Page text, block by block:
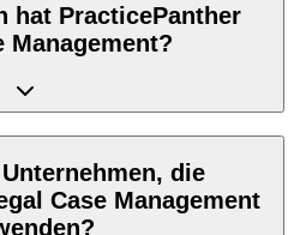
hat PracticePanther
Management?
die
Case Management